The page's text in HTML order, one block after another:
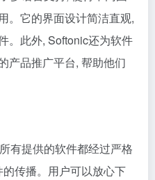
。它的界面设计简洁直观,
。此外, Softonic还为软件
产品推广平台, 帮助他们
有提供的软件都经过严格
传播。用户可以放心下